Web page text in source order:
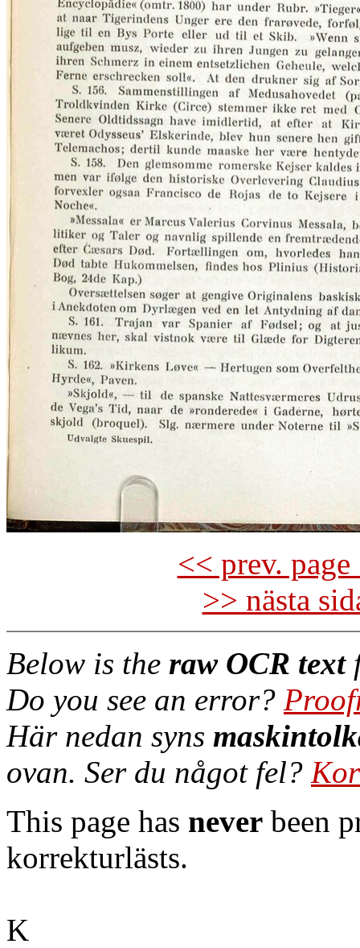
<< prev.
>> nästa
Below is the raw OCR text
Do you see an error?
Här nedan syns
ovan. Ser du något fel?
This page has never been
korrekturlästs.
K